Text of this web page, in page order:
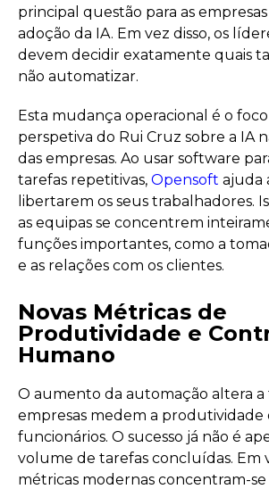
principal questão para as
adoção da IA. Em vez disso, os
devem decidir exatamente quais
não automatizar.
Esta mudança operacional é o
perspetiva do Rui Cruz sobre a IA
das empresas. Ao usar software
tarefas repetitivas, Opensoft ajuda
libertarem os seus trabalhadores.
as equipas se concentrem
funções importantes, como a
e as relações com os clientes.
Novas Métricas de
Produtividade e
Humano
O aumento da automação altera a
empresas medem a produtividade
funcionários. O sucesso já não é
volume de tarefas concluídas. Em
métricas modernas concentram-